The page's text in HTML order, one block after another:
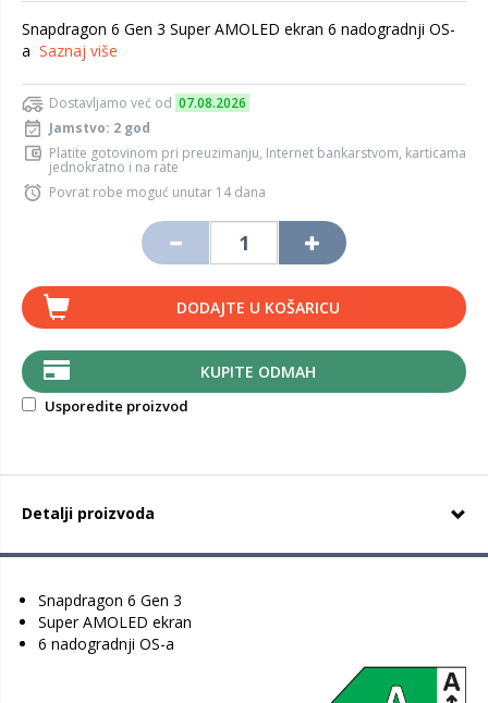
Snapdragon 6 Gen 3 Super AMOLED ekran 6 nadogradnji OS-
a Saznaj više
Dostavljamo već od 07.08.2026
Jamstvo: 2 god
Platite gotovinom pri preuzimanju, Internet bankarstvom, karticama
jednokratno i na rate
Povrat robe moguć unutar 14 dana
DODAJTE U KOŠARICU
KUPITE ODMAH
Usporedite proizvod
Detalji proizvoda
Snapdragon 6 Gen 3
Super AMOLED ekran
6 nadogradnji OS-a